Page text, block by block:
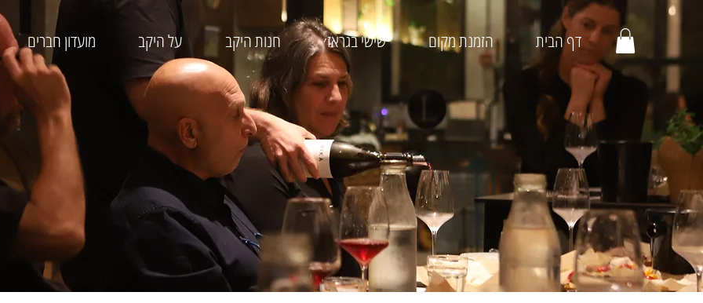
דף הבית הזמנת מקום שישי בגראז׳ חנות היקב על היקב מועדון חברים